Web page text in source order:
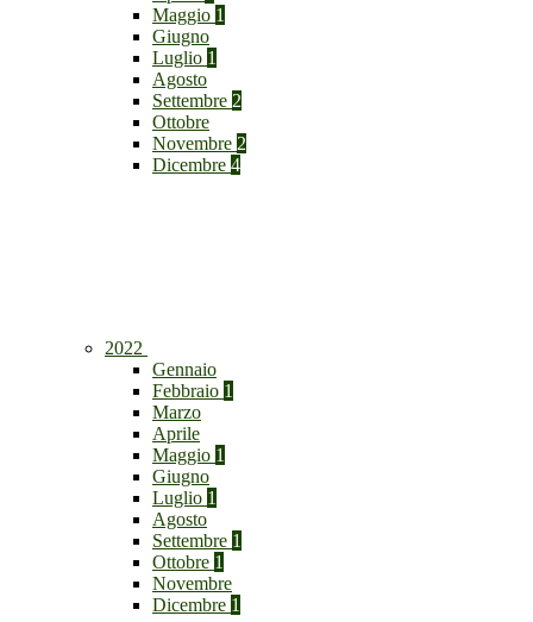
Maggio 1
Giugno
Luglio 1
Agosto
Settembre 2
Ottobre
Novembre 2
Dicembre 4
2022
Gennaio
Febbraio 1
Marzo
Aprile
Maggio 1
Giugno
Luglio 1
Agosto
Settembre 1
Ottobre 1
Novembre
Dicembre 1